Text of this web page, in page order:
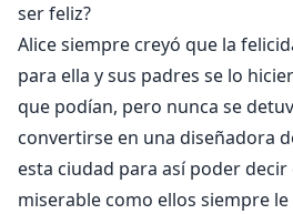
ser feliz?
Alice siempre creyó que la
para ella y sus padres se lo
que podían, pero nunca se
convertirse en una diseñadora
esta ciudad para así poder
miserable como ellos siempre